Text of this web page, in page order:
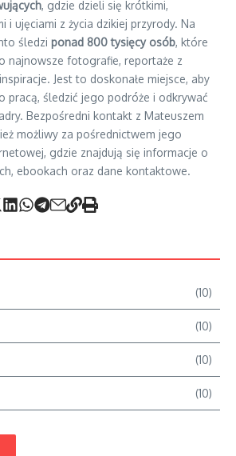
, gdzie dzieli się krótkimi,
i ujęciami z życia dzikiej przyrody. Na
śledzi ponad 800 tysięcy osób, które
najnowsze fotografie, reportaże z
Jest to doskonałe miejsce, aby
pracą, śledzić jego podróże i odkrywać
Bezpośredni kontakt z Mateuszem
możliwy za pośrednictwem jego
gdzie znajdują się informacje o
ebookach oraz dane kontaktowe.
(10)
(10)
(10)
(10)